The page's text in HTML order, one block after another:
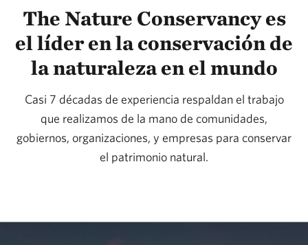
The Nature Conservancy es
el líder en la conservación de
la naturaleza en el mundo
Casi 7 décadas de experiencia respaldan el trabajo
que realizamos de la mano de comunidades,
gobiernos, organizaciones, y empresas para conservar
el patrimonio natural.